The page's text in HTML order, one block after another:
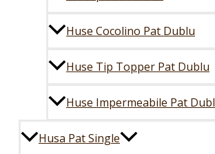
Huse Cocolino Pat Dublu
Huse Tip Topper Pat Dublu
Huse Impermeabile Pat
Husa Pat Single